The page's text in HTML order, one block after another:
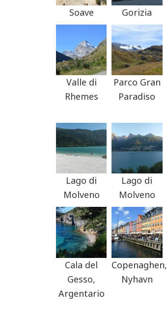
Soave Gorizia
Valle di
Rhemes
Parco Gran
Paradiso
Lago di
Molveno
Lago di
Molveno
Cala del
Gesso,
Argentario
Copenaghen,
Nyhavn